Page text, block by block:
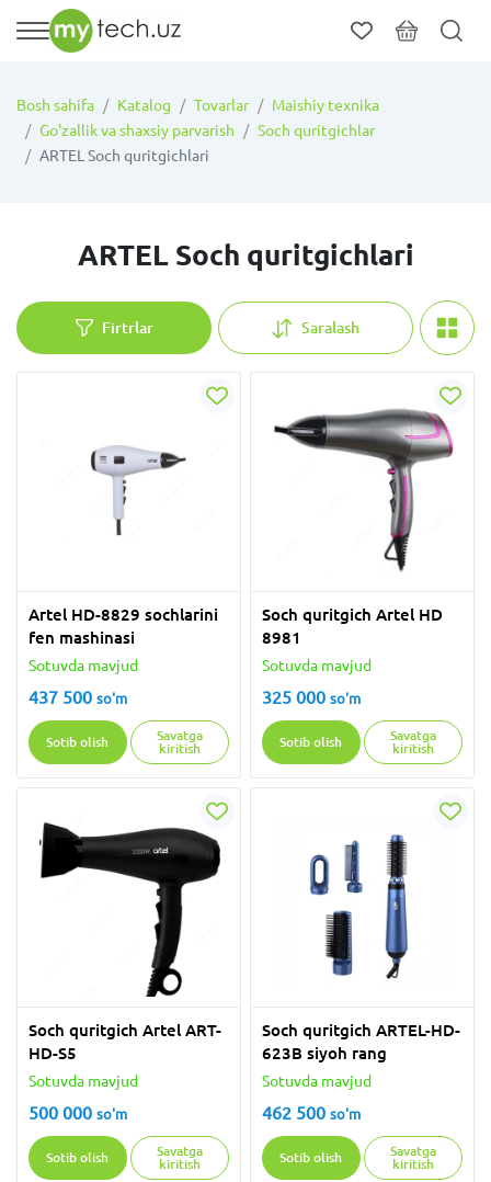
Bosh sahifa Katalog Tovarlar
Maishiy texnika
Go'zallik va shaxsiy parvarish
Soch quritgichlar
ARTEL Soch quritgichlari
ARTEL Soch quritgichlari
Firtrlar Saralash
Artel HD-8829 sochlarini
fen mashinasi
Sotuvda mavjud
437 500 so'm
Sotib olish
Savatga
kiritish
Soch quritgich Artel HD
8981
Sotuvda mavjud
325 000 so'm
Sotib olish
Savatga
kiritish
Soch quritgich Artel ART-
HD-S5
Sotuvda mavjud
500 000 so'm
Sotib olish
Savatga
kiritish
Soch quritgich ARTEL-HD-
623B siyoh rang
Sotuvda mavjud
462 500 so'm
Sotib olish
Savatga
kiritish